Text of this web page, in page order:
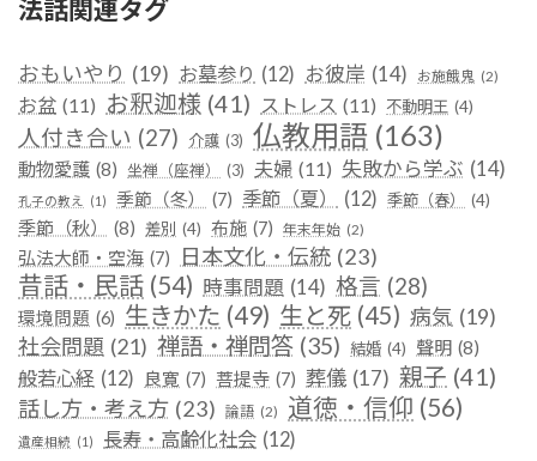
法話関連タグ
おもいやり (19) お墓参り (12) お彼岸 (14) お施餓鬼 (2)
お盆 (11) お釈迦様 (41) ストレス (11) 不動明王 (4)
人付き合い (27) 介護 (3) 仏教用語 (163)
動物愛護 (8) 坐禅（座禅） (3) 夫婦 (11) 失敗から学ぶ (14)
孔子の教え (1) 季節（冬） (7) 季節（夏） (12) 季節（春） (4)
季節（秋） (8) 差別 (4) 布施 (7) 年末年始 (2)
弘法大師・空海 (7) 日本文化・伝統 (23)
昔話・民話 (54) 時事問題 (14) 格言 (28)
環境問題 (6) 生きかた (49) 生と死 (45) 病気 (19)
社会問題 (21) 禅語・禅問答 (35) 結婚 (4) 聲明 (8)
般若心経 (12) 良寛 (7) 菩提寺 (7) 葬儀 (17) 親子 (41)
話し方・考え方 (23) 論語 (2) 道徳・信仰 (56)
遺産相続 (1) 長寿・高齢化社会 (12)